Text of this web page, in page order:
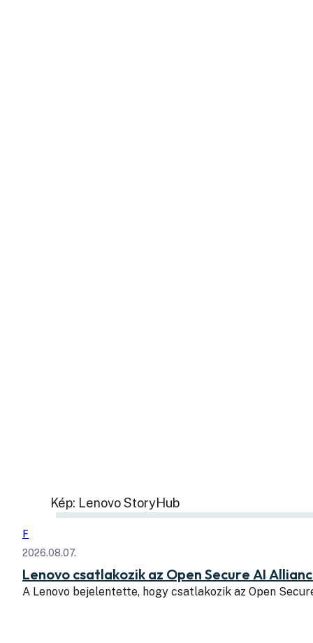
Kép: Lenovo StoryHub
F
2026.08.07.
Lenovo csatlakozik az Open Secure AI
A Lenovo bejelentette, hogy csatlakozik az Open